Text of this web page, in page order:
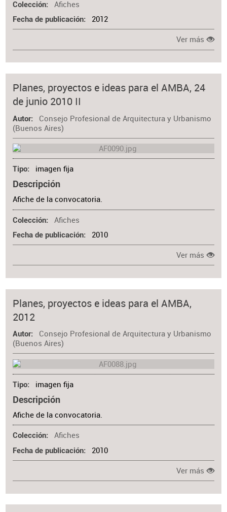
Colección Afiches
Fecha de publicación 2012
Ver más
Planes, proyectos e ideas para el AMBA, 24
de junio 2010 II
Autor
Consejo Profesional de Arquitectura y Urbanismo
(Buenos Aires)
Tipo imagen fija
Descripción
Afiche de la convocatoria.
Colección Afiches
Fecha de publicación 2010
Ver más
Planes, proyectos e ideas para el AMBA,
2012
Autor
Consejo Profesional de Arquitectura y Urbanismo
(Buenos Aires)
Tipo imagen fija
Descripción
Afiche de la convocatoria.
Colección Afiches
Fecha de publicación 2010
Ver más